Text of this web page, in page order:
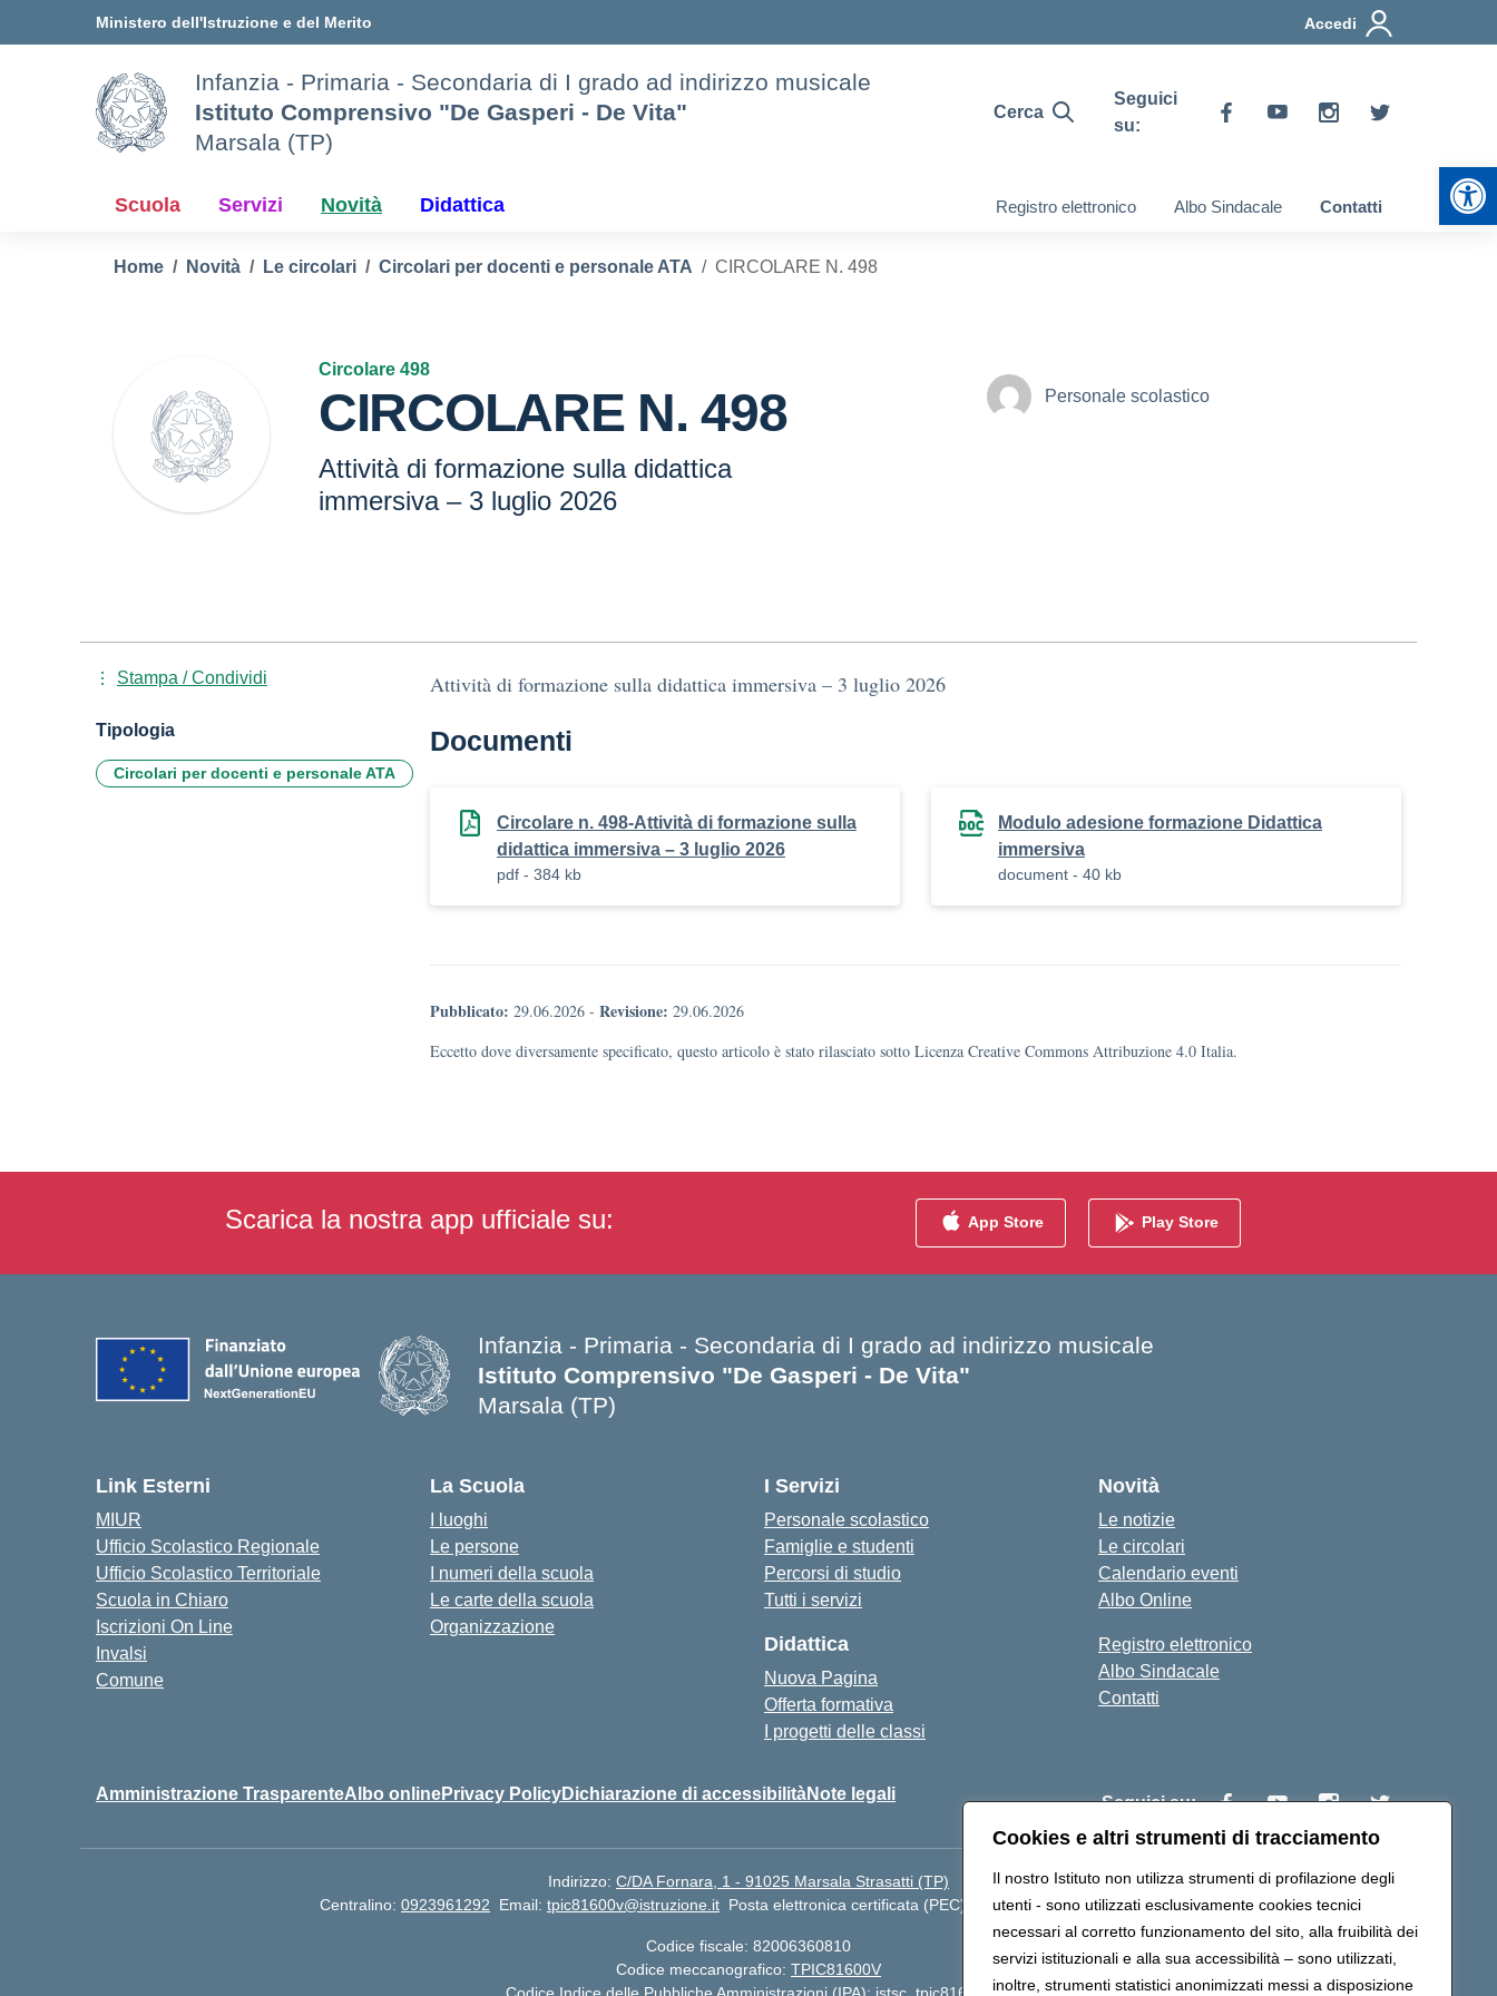
Cookies e altri strumenti di tracciamento
Il nostro Istituto non utilizza strumenti di profilazione degli
utenti - sono utilizzati esclusivamente cookies tecnici
necessari al corretto funzionamento del sito, alla fruibilità dei
servizi istituzionali e alla sua accessibilità – sono utilizzati,
inoltre, strumenti statistici anonimizzati messi a disposizione
Ministero dell'Istruzione e del Merito Accedi
Infanzia - Primaria - Secondaria di I grado ad indirizzo musicale
Istituto Comprensivo "De Gasperi - De Vita"
Marsala (TP)
Cerca
Seguici
su:
Scuola Servizi Novità Didattica Registro elettronico Albo Sindacale Contatti
Home Novità Le circolari Circolari per docenti e personale ATA CIRCOLARE N. 498
Circolare 498
CIRCOLARE N. 498
Attività di formazione sulla didattica
immersiva – 3 luglio 2026
Personale scolastico
Attività di formazione sulla didattica immersiva – 3 luglio 2026
Documenti
Circolare n. 498-Attività di formazione sulla
didattica immersiva – 3 luglio 2026
pdf - 384 kb
Modulo adesione formazione Didattica
immersiva
document - 40 kb
Pubblicato: 29.06.2026 - Revisione: 29.06.2026
Eccetto dove diversamente specificato, questo articolo è stato rilasciato sotto Licenza Creative Commons Attribuzione 4.0 Italia.
Stampa / Condividi
Tipologia
Circolari per docenti e personale ATA
Scarica la nostra app ufficiale su: App Store Play Store
Infanzia - Primaria - Secondaria di I grado ad indirizzo musicale
Istituto Comprensivo "De Gasperi - De Vita"
Marsala (TP)
Link Esterni
MIUR
Ufficio Scolastico Regionale
Ufficio Scolastico Territoriale
Scuola in Chiaro
Iscrizioni On Line
Invalsi
Comune
La Scuola
I luoghi
Le persone
I numeri della scuola
Le carte della scuola
Organizzazione
I Servizi
Personale scolastico
Famiglie e studenti
Percorsi di studio
Tutti i servizi
Didattica
Nuova Pagina
Offerta formativa
I progetti delle classi
Novità
Le notizie
Le circolari
Calendario eventi
Albo Online
Registro elettronico
Albo Sindacale
Contatti
Amministrazione TrasparenteAlbo onlinePrivacy PolicyDichiarazione di accessibilitàNote legali Seguici su:
Indirizzo: C/DA Fornara, 1 - 91025 Marsala Strasatti (TP)
Centralino: 0923961292 Email: tpic81600v@istruzione.it Posta elettronica certificata (PEC): tpic81600v@pec.istruzione.it
Codice fiscale: 82006360810
Codice meccanografico: TPIC81600V